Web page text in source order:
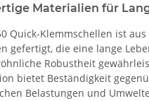
Materialien für
Quick-Klemmschellen ist
gefertigt, die eine lange
Robustheit
bietet Beständigkeit
Belastungen und